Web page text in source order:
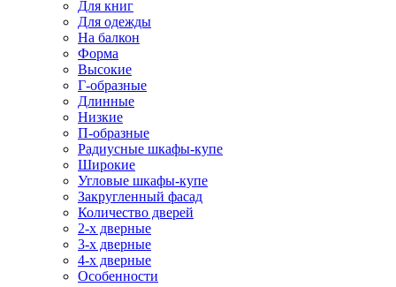
Для книг
Для одежды
На балкон
Форма
Высокие
Г-образные
Длинные
Низкие
П-образные
Радиусные шкафы-купе
Широкие
Угловые шкафы-купе
Закругленный фасад
Количество дверей
2-х дверные
3-х дверные
4-х дверные
Особенности